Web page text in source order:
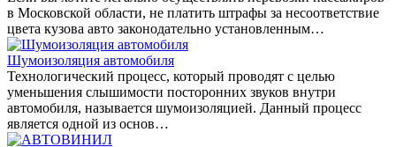
в Московской области, не платить штрафы за несоответствие
цвета кузова авто законодательно установленным…
Шумоизоляция автомобиля
Технологический процесс, который проводят с целью
уменьшения слышимости посторонних звуков внутри
автомобиля, называется шумоизоляцией. Данный процесс
является одной из основ…